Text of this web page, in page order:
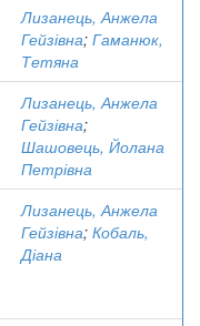
Лизанець, Анжела
Гейзівна; Гаманюк,
Тетяна
Лизанець, Анжела
Гейзівна;
Шашовець, Йолана
Петрівна
Лизанець, Анжела
Гейзівна; Кобаль,
Діана